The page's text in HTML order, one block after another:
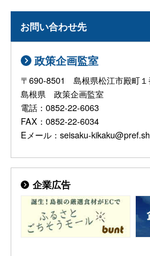
お問い合わせ先
政策企画監室
〒690-8501 島根県松江市殿町１
島根県 政策企画監室
電話：0852-22-6063
FAX：0852-22-6034
Eメール：seisaku-
企業広告